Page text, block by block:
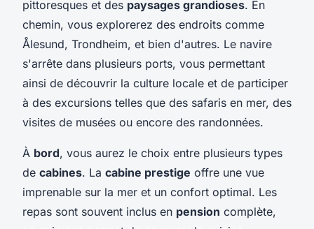
pittoresques et des paysages grandioses. En
chemin, vous explorerez des endroits comme
Ålesund, Trondheim, et bien d'autres. Le navire
s'arrête dans plusieurs ports, vous permettant
ainsi de découvrir la culture locale et de participer
à des excursions telles que des safaris en mer, des
visites de musées ou encore des randonnées.
À bord, vous aurez le choix entre plusieurs types
de cabines. La cabine prestige offre une vue
imprenable sur la mer et un confort optimal. Les
repas sont souvent inclus en pension complète,